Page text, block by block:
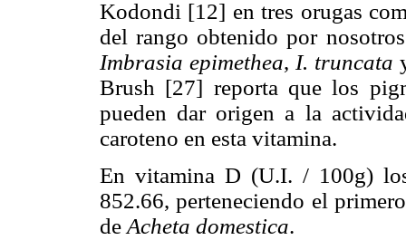
Kodondi [12] en tres orugas
del rango obtenido por
Imbrasia epimethea, I. truncata
Brush [27] reporta que los
pueden dar origen a la
caroteno en esta vitamina.
En vitamina D (U.I. / 100g)
852.66, perteneciendo el
deAcheta domestica.